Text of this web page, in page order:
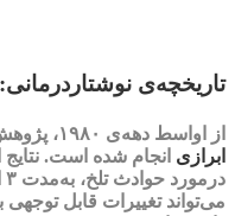
تاریخچه‌ی نوشتاردرمانی:
از اواسط دهه‌ی ۱۹۸۰، پژوهش‌های زیادی
ابرازی انجام شده است.
می‌تواند تغییرات قابل